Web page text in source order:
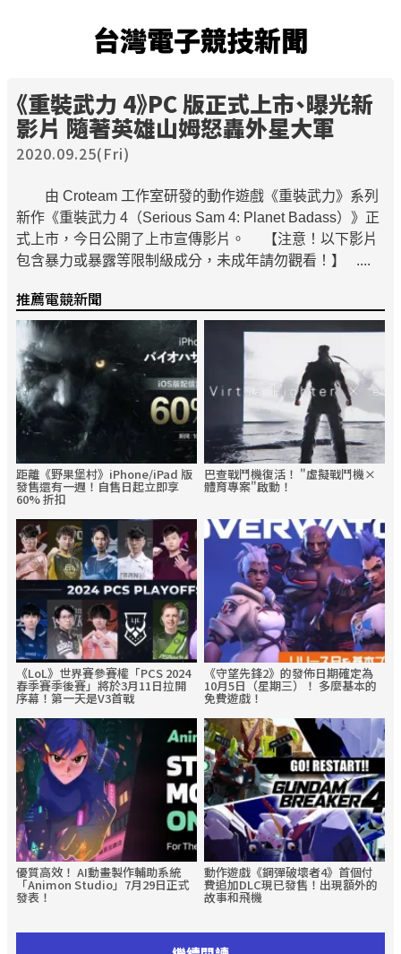
台灣電子競技新聞
《重裝武力 4》PC 版正式上市、曝光新
影片 隨著英雄山姆怒轟外星大軍
2020.09.25(Fri)
由 Croteam 工作室研發的動作遊戲《重裝武力》系列
新作《重裝武力 4（Serious Sam 4: Planet Badass）》正
式上市，今日公開了上市宣傳影片。 【注意！以下影片
包含暴力或暴露等限制級成分，未成年請勿觀看！】 ....
推薦電競新聞
距離《野果堡村》iPhone/iPad 版
發售還有一週！自售日起立即享
60% 折扣
巴查戰鬥機復活！ "虛擬戰鬥機×
體育專案"啟動！
《LoL》世界賽參賽權「PCS 2024
春季賽季後賽」將於3月11日拉開
序幕！第一天是V3首戰
《守望先鋒2》的發佈日期確定為
10月5日（星期三）！ 多麼基本的
免費遊戲！
優質高效！ AI動畫製作輔助系統
「Animon Studio」7月29日正式
發表！
動作遊戲《鋼彈破壞者4》首個付
費追加DLC現已發售！出現額外的
故事和飛機